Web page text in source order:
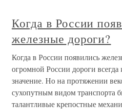
Когда в России
железные дороги?
Когда в России появились
огромной России дороги
значение. Но на протяжении
сухопутным видом транспорта
талантливые крепостные